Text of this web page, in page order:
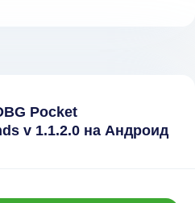
Pocket
v 1.1.2.0 на Андроид